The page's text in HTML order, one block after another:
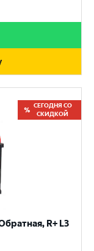
СЕГОДНЯ СО
СКИДКОЙ
R+ L3